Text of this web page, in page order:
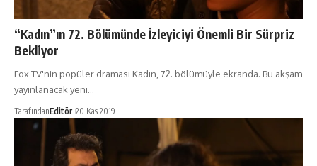
“Kadın”ın 72. Bölümünde İzleyiciyi Önemli Bir Sürpriz
Bekliyor
Fox TV'nin popüler draması Kadın, 72. bölümüyle ekranda. Bu akşam
yayınlanacak yeni…
TarafındanEditör 20 Kas 2019